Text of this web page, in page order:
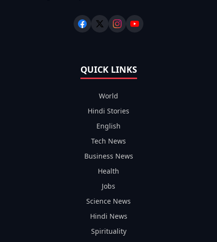
QUICK LINKS
World
Hindi Stories
English
Tech News
Business News
Health
Jobs
Science News
Hindi News
Spirituality